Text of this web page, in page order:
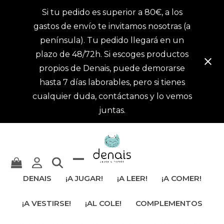
Si tu pedido es superior a 80€, a los
gastos de envío te invitamos nosotras (a
península). Tu pedido llegará en un
plazo de 48/72h. Si escoges productos
propios de Denais, puede demorarse
hasta 7 días laborables, pero si tienes
cualquier duda, contáctanos y lo vemos
juntas.
ocultar
móvil
DENAIS ¡A JUGAR! ¡A LEER! ¡A COMER!
¡A VESTIRSE! ¡AL COLE! COMPLEMENTOS